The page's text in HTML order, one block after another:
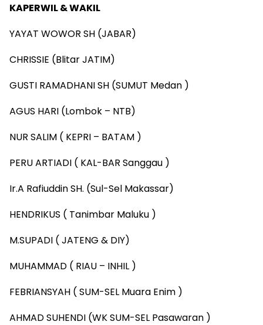
KAPERWIL & WAKIL
YAYAT WOWOR SH (JABAR)
CHRISSIE (Blitar JATIM)
GUSTI RAMADHANI SH (SUMUT Medan )
AGUS HARI (Lombok – NTB)
NUR SALIM ( KEPRI – BATAM )
PERU ARTIADI ( KAL-BAR Sanggau )
Ir.A Rafiuddin SH. (Sul-Sel Makassar)
HENDRIKUS ( Tanimbar Maluku )
M.SUPADI ( JATENG & DIY)
MUHAMMAD ( RIAU – INHIL )
FEBRIANSYAH ( SUM-SEL Muara Enim )
AHMAD SUHENDI (WK SUM-SEL Pasawaran )